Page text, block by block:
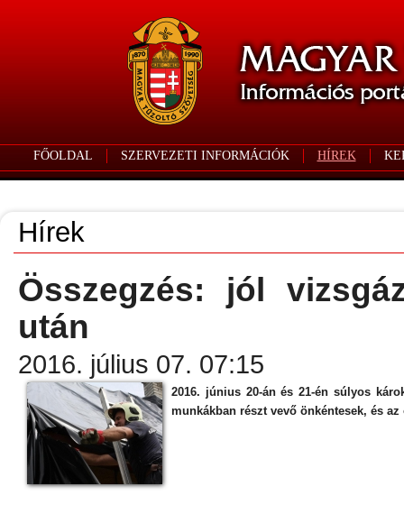
FŐOLDAL SZERVEZETI INFORMÁCIÓK HÍREK
Hírek
Összegzés: jól
után
2016. július 07. 07:15
2016. június 20-án és 21-én súlyos
munkákban részt vevő önkéntesek, és